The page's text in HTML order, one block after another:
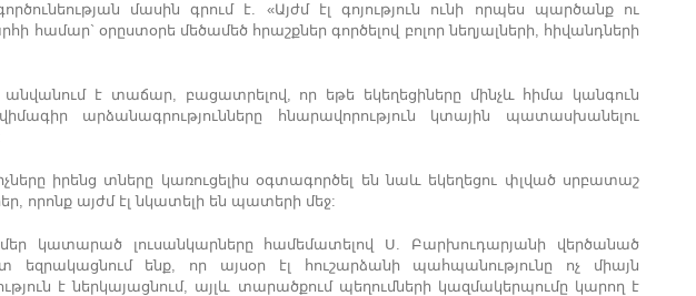
մասին գրում է. «Այժմ էլ գոյություն ունի որպես պարծանք ու
համար` օրըստօրե մեծամեծ հրաշքներ գործելով բոլոր նեղյալների, հիվանդների
է տաճար, բացատրելով, որ եթե եկեղեցիները մինչև հիմա կանգուն
արձանագրությունները հնարավորություն կտային պատասխանելու
իրենց տները կառուցելիս օգտագործել են նաև եկեղեցու փլված սրբատաշ
որոնք այժմ էլ նկատելի են պատերի մեջ:
կատարած լուսանկարները համեմատելով Ս. Բարխուդարյանի վերծանած
եզրակացնում ենք, որ այսօր էլ հուշարձանի պահպանությունը ոչ միայն
է ներկայացնում, այլև տարածքում պեղումների կազմակերպումը կարող է